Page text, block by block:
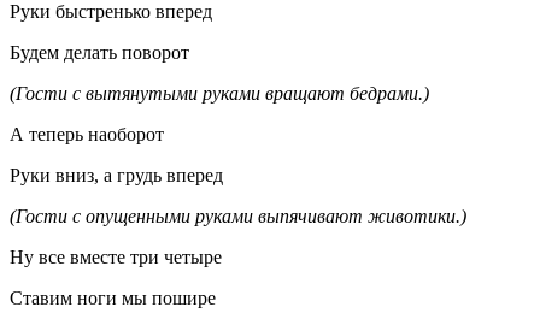
Руки быстренько вперед
Будем делать поворот
(Гости с вытянутыми руками вращают бедрами.)
А теперь наоборот
Руки вниз, а грудь вперед
(Гости с опущенными руками выпячивают животики.)
Ну все вместе три четыре
Ставим ноги мы пошире